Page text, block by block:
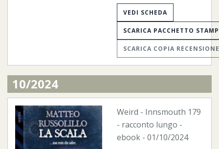
VEDI SCHEDA
SCARICA PACCHETTO
SCARICA COPIA RECENSIONE
10/2024
Weird - Innsmouth 179
- racconto lungo -
ebook - 01/10/2024